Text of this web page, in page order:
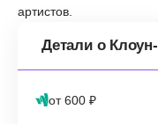
артистов.
Детали о
от 600 ₽